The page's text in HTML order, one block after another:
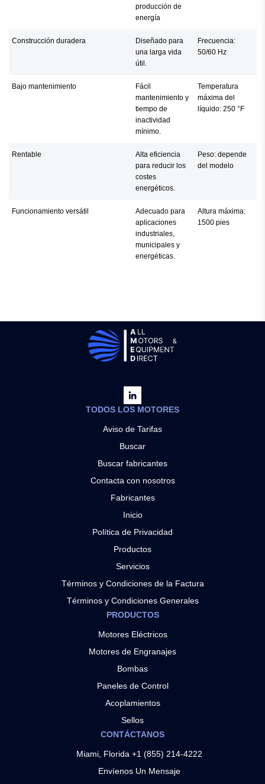
producción de
energía
Construcción duradera
Diseñado para
una larga vida
útil.
Frecuencia:
50/60 Hz
Bajo mantenimiento
Fácil
mantenimiento y
tiempo de
inactividad
mínimo.
Temperatura
máxima del
líquido: 250 °F
Rentable
Alta eficiencia
para reducir los
costes
energéticos.
Peso: depende
del modelo
Funcionamiento versátil
Adecuado para
aplicaciones
industriales,
municipales y
energéticas.
Altura máxima:
1500 pies
TODOS LOS MOTORES
Aviso de Tarifas
Buscar
Buscar fabricantes
Contacta con nosotros
Fabricantes
Inicio
Política de Privacidad
Productos
Servicios
Términos y Condiciones de la Factura
Términos y Condiciones Generales
PRODUCTOS
Motores Eléctricos
Motores de Engranajes
Bombas
Paneles de Control
Acoplamientos
Sellos
CONTÁCTANOS
Miami, Florida +1 (855) 214-4222
Envíenos Un Mensaje